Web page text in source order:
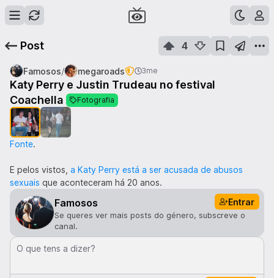
Post 4
Famosos/ megaroads 3me
Katy Perry e Justin Trudeau no festival
Coachella
Fotografia
de 2
Fonte.
E pelos vistos, a Katy Perry está a ser acusada de abusos
sexuais que aconteceram há 20 anos.
Famosos Entrar
Se queres ver mais posts do género, subscreve o
canal.
O que tens a dizer?